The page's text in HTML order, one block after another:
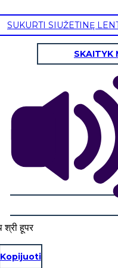
SUKURTI SIUŽETINĘ
SKAITYK
Kopijuoti